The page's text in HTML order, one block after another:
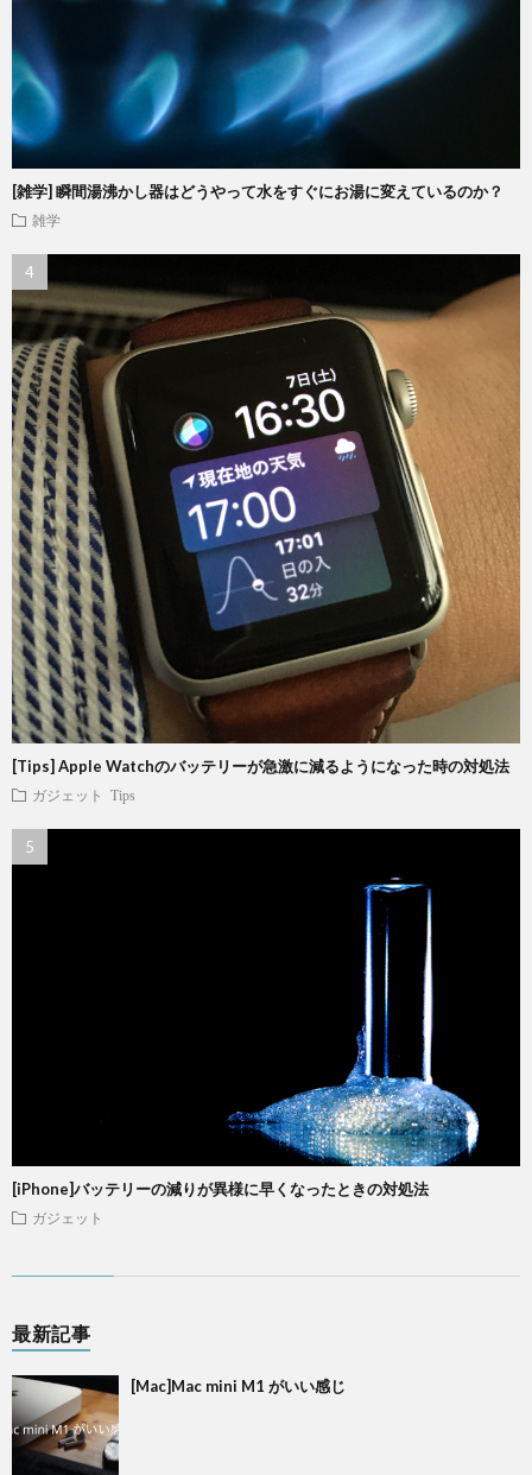
[雑学] 瞬間湯沸かし器はどうやって水をすぐにお湯に変えているのか？
雑学
[Tips] Apple Watchのバッテリーが急激に減るようになった時の対処法
ガジェット Tips
[iPhone]バッテリーの減りが異様に早くなったときの対処法
ガジェット
最新記事
[Mac]Mac mini M1 がいい感じ